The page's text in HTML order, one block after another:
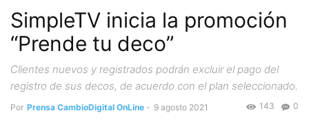
SimpleTV inicia la promoción
“Prende tu deco”
Clientes nuevos y registrados podrán excluir el pago del
registro de sus decos, de acuerdo con el plan seleccionado.
Por Prensa CambioDigital OnLine - 9 agosto 2021 0
143